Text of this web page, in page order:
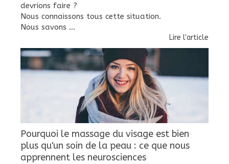
devrions faire ?
Nous connaissons tous cette situation.
Nous savons ...
Lire l'article
Pourquoi le massage du visage est bien
plus qu'un soin de la peau : ce que nous
apprennent les neurosciences